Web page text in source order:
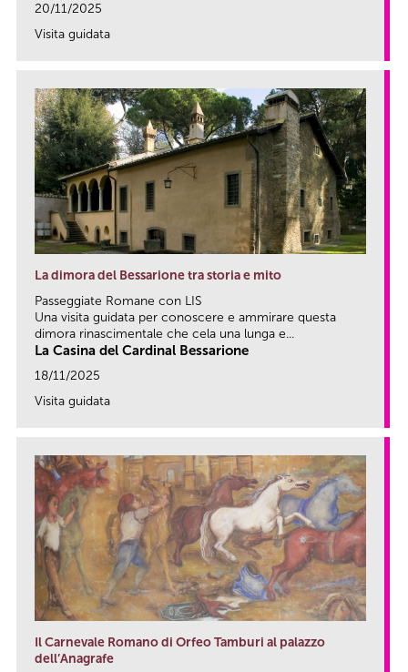
20/11/2025
Visita guidata
La dimora del Bessarione tra storia e mito
Passeggiate Romane con LIS
Una visita guidata per conoscere e ammirare questa
dimora rinascimentale che cela una lunga e...
La Casina del Cardinal Bessarione
18/11/2025
Visita guidata
Il Carnevale Romano di Orfeo Tamburi al palazzo
dell’Anagrafe